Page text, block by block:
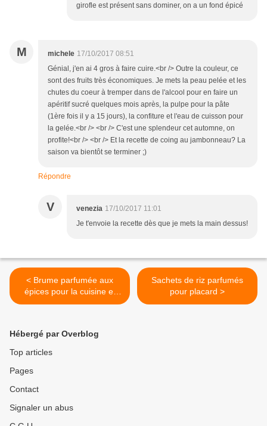
girofle est présent sans dominer, on a un fond épicé
M michele 17/10/2017 08:51
Génial, j'en ai 4 gros à faire cuire.<br /> Outre la couleur, ce
sont des fruits très économiques. Je mets la peau pelée et les
chutes du coeur à tremper dans de l'alcool pour en faire un
apéritif sucré quelques mois après, la pulpe pour la pâte
(1ère fois il y a 15 jours), la confiture et l'eau de cuisson pour
la gelée.<br /> <br /> C'est une splendeur cet automne, on
profite!<br /> <br /> Et la recette de coing au jambonneau? La
saison va bientôt se terminer ;)
Répondre
V venezia 17/10/2017 11:01
Je t'envoie la recette dès que je mets la main dessus!
< Brume parfumée aux
épices pour la cuisine et
des nouvelles du livre
Sachets de riz parfumés
pour placard >
Hébergé par Overblog
Top articles
Pages
Contact
Signaler un abus